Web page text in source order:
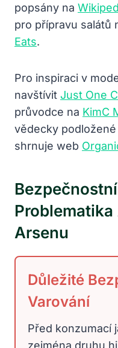
popsány na
pro přípravu salátů
Eats.
Pro inspiraci v
navštívit Just One
průvodce na KimC
vědecky
shrnuje web
Arsenu
Důležité
Varování
Před konzumací
zejména druhu